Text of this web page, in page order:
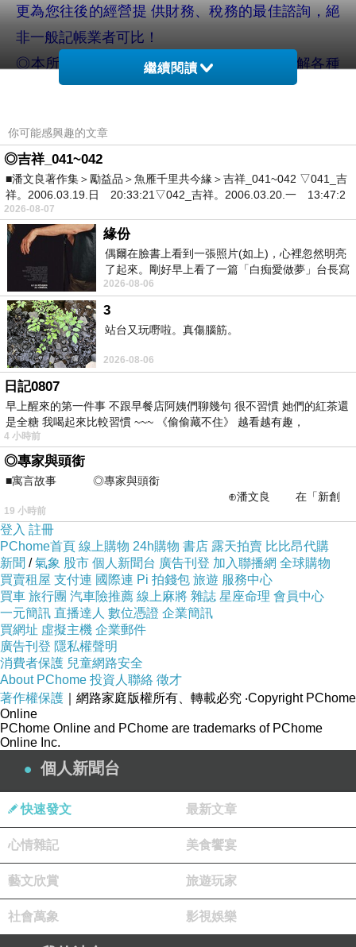
更為您往後的經營提 供財務、稅務的最佳諮詢，絕
非一般記帳業者可比！
◎本所為宣導政府法令，避免納稅人因不了解各種
稅捐實務作法及規定而遭受不必要損失，不定期開
訊，歡迎蒞臨參加！
※提醒您，記帳報稅服務牽涉高度專業，許
多委託未有專業資格業者記帳報稅，導致違
法漏稅裁罰案件不勝其數，得不償失。
一樣價格，請找登記有案會計師(坊間「會計
事務所」、「工商會計事務所」、「會計記
帳士事務所」均非會計師)，以保障您權益，
是否為登記有案會計師，可進以下網址查
詢：
http://www.roccpa.org.tw/reg_queries/
地 址：330
電 話：(03)271-1797
手 機：0981-404137
網 址：http://www.ris-cpa.com
E-Mail：service@ris-cpa.com
上一篇：觀音委託代辦代理申請辦理營業登記營登代辦代理申請辦理
下一篇：龍潭委託代辦代理申請辦理營業登記營登代辦代理申請辦理
繼續閱讀
你可能感興趣的文章
◎吉祥_041~042
■潘文良著作集＞勵益品＞魚雁千里共今緣＞吉祥_041~042 ▽041_吉
祥。2006.03.19.日 20:33:21▽042_吉祥。2006.03.20.一 13:47:2
2026-08-07
緣份
偶爾在臉書上看到一張照片(如上)，心裡忽然明亮
了起來。剛好早上看了一篇「白痴愛做夢」台長寫
的貼文，在回顧年輕時瘋狂愛上
2026-08-06
3
站台又玩嘢啦。真傷腦筋。
2026-08-06
日記0807
早上醒來的第一件事 不跟早餐店阿姨們聊幾句 很不習慣 她們的紅茶還
是全糖 我喝起來比較習慣 ~~~ 《偷偷藏不住》 越看越有趣，
4 小時前
◎專家與頭銜
■寓言故事 ◎專家與頭銜
⊕潘文良 在「新創
之谷」裡——
19 小時前
登入 註冊
PChome首頁 線上購物 24h購物 書店 露天拍賣 比比昂代購
新聞 /氣象 股市 個人新聞台 廣告刊登 加入聯播網 全球購物
買賣租屋 支付連 國際連 Pi 拍錢包 旅遊 服務中心
買車 旅行團 汽車險推薦 線上麻將 雜誌 星座命理 會員中心
一元簡訊 直播達人 數位憑證 企業簡訊
買網址 虛擬主機 企業郵件
廣告刊登 隱私權聲明
消費者保護 兒童網路安全
About PChome 投資人聯絡 徵才
著作權保護 ｜網路家庭版權所有、轉載必究 ‧Copyright PChome
Online
PChome Online and PChome are trademarks of PChome
Online Inc.
個人新聞台
快速發文 最新文章
心情雜記 美食饗宴
藝文欣賞 旅遊玩家
社會萬象 影視娛樂